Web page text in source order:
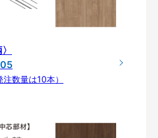
数量は10本）